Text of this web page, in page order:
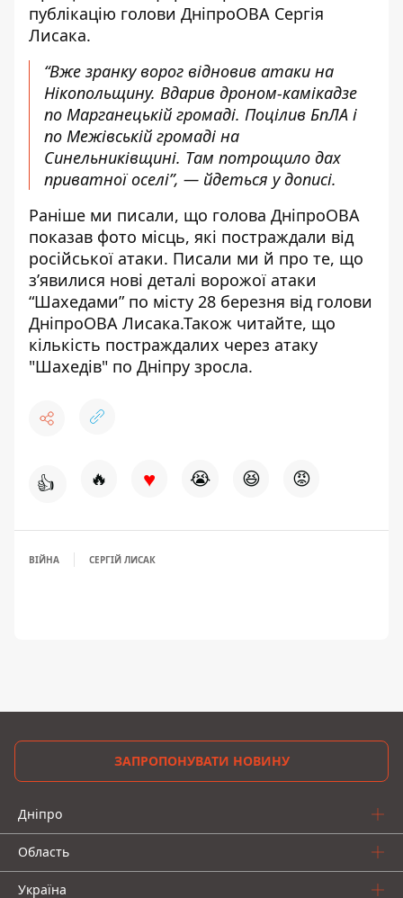
публікацію голови ДніпроОВА Сергія
Лисака.
“Вже зранку ворог відновив атаки на
Нікопольщину. Вдарив дроном-камікадзе
по Марганецькій громаді. Поцілив БпЛА і
по Межівській громаді на
Синельниківщині. Там потрощило дах
приватної оселі”, — йдеться у дописі.
Раніше ми писали, що голова ДніпроОВА
показав фото місць, які постраждали від
російської атаки. Писали ми й про те, що
з’явилися нові деталі ворожої атаки
“Шахедами”по місту 28 березня від голови
ДніпроОВА Лисака.Також читайте, що
кількість постраждалих через атаку
"Шахедів" по Дніпру зросла.
👍 🔥 ♥ 😭 😆 😡
ВІЙНА СЕРГІЙ ЛИСАК
ЗАПРОПОНУВАТИ НОВИНУ
Дніпро
Область
Україна